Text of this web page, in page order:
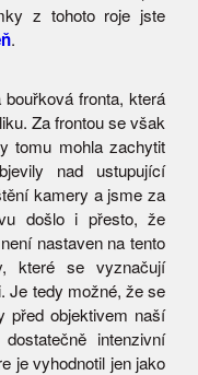
z tohoto roje jste
.
fronta, která
Za frontou se však
tomu mohla zachytit
nad ustupující
kamery a jsme za
došlo i přesto, že
nastaven na tento
které se vyznačují
Je tedy možné, že se
před objektivem naší
intenzivní
je vyhodnotil jen jako